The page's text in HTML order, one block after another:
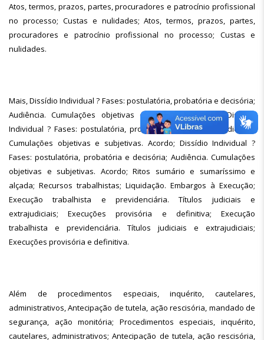
Atos, termos, prazos, partes, procuradores e patrocínio profissional
no processo; Custas e nulidades; Atos, termos, prazos, partes,
procuradores e patrocínio profissional no processo; Custas e
nulidades.
Mais, Dissídio Individual ? Fases: postulatória, probatória e decisória;
Audiência. Cumulações objetivas e subjetivas. Acordo; Dissídio
Individual ? Fases: postulatória, probatória e decisória; Audiência.
Cumulações objetivas e subjetivas. Acordo; Dissídio Individual ?
Fases: postulatória, probatória e decisória; Audiência. Cumulações
objetivas e subjetivas. Acordo; Ritos sumário e sumaríssimo e
alçada; Recursos trabalhistas; Liquidação. Embargos à Execução;
Execução trabalhista e previdenciária. Títulos judiciais e
extrajudiciais; Execuções provisória e definitiva; Execução
trabalhista e previdenciária. Títulos judiciais e extrajudiciais;
Execuções provisória e definitiva.
Além de procedimentos especiais, inquérito, cautelares,
administrativos, Antecipação de tutela, ação rescisória, mandado de
segurança, ação monitória; Procedimentos especiais, inquérito,
cautelares, administrativos; Antecipação de tutela, ação rescisória,